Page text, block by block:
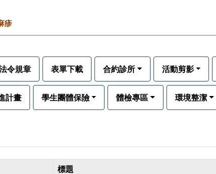
疹
令規章 表單下載 合約診所 活動剪影
計畫 學生團體保險 體檢專區 環境整潔
標題